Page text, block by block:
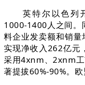
英特尔以色列开
1000-1400人之间。
料企业发卖额和销
实现净收入262亿元
采用4xnm、2xnm工
著提拔60%-90%。